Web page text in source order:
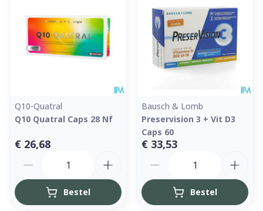
Q10-Quatral
Q10 Quatral Caps 28 Nf
€ 26,68
Bestel
Bausch & Lomb
Preservision 3 + Vit D3
Caps 60
€ 33,53
Bestel